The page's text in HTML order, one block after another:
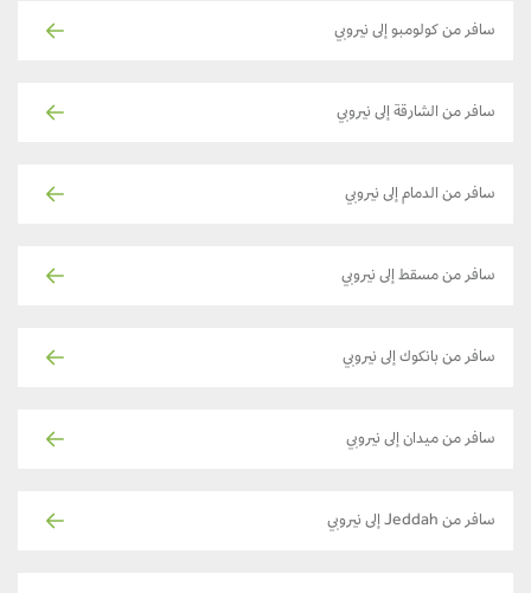
سافر من كولومبو إلى نيروبي
سافر من الشارقة إلى نيروبي
سافر من الدمام إلى نيروبي
سافر من مسقط إلى نيروبي
سافر من بانكوك إلى نيروبي
سافر من ميدان إلى نيروبي
سافر من Jeddah إلى نيروبي